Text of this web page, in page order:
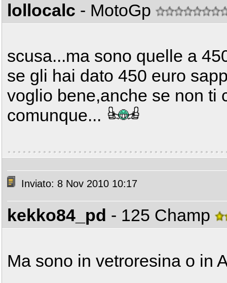
lollocalc - MotoGp
scusa...ma sono quelle a
se gli hai dato 450 euro
voglio bene,anche se non ti
comunque...
Inviato: 8 Nov 2010 10:17
kekko84_pd - 125 Champ
Ma sono in vetroresina o in